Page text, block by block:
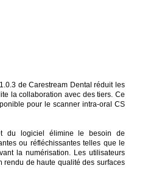
de Carestream Dental réduit les
la collaboration avec des tiers. Ce
pour le scanner intra-oral CS
du logiciel élimine le besoin de
ou réfléchissantes telles que le
la numérisation. Les utilisateurs
rendu de haute qualité des surfaces